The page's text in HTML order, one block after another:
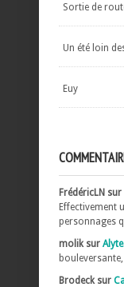
Sortie de
Un été loin
Euy
FrédéricLN sur
Effectivement
personnages
molik sur Alyte
Brodeck sur